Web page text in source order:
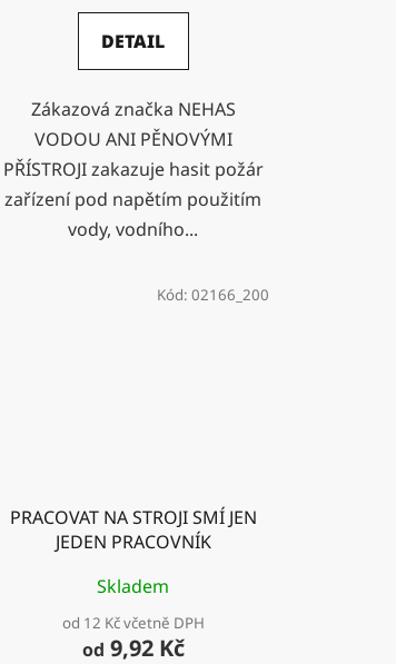
DETAIL
Zákazová značka NEHAS
VODOU ANI PĚNOVÝMI
PŘÍSTROJI zakazuje hasit požár
zařízení pod napětím použitím
vody, vodního...
PRACOVAT NA STROJI SMÍ JEN
JEDEN PRACOVNÍK
Skladem
od 12 Kč včetně DPH
od 9,92 Kč
Kód: 02166_200